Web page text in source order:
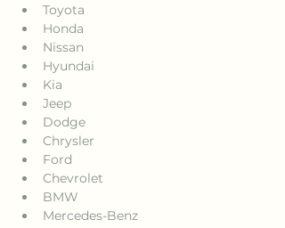
Toyota
Honda
Nissan
Hyundai
Kia
Jeep
Dodge
Chrysler
Ford
Chevrolet
BMW
Mercedes-Benz